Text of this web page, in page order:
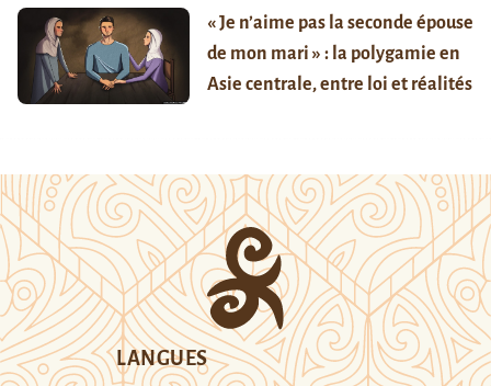
« Je n’aime pas la seconde épouse
de mon mari » : la polygamie en
Asie centrale, entre loi et réalités
LANGUES